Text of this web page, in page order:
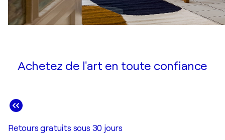
Achetez de l'art en toute confiance
Retours gratuits sous 30 jours